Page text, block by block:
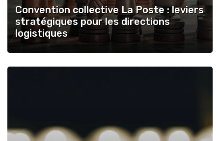
Convention collective La Poste : leviers
stratégiques pour les directions
logistiques